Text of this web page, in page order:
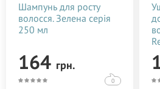
Шампунь для росту
волосся. Зелена серія
250 мл
164 грн.
0